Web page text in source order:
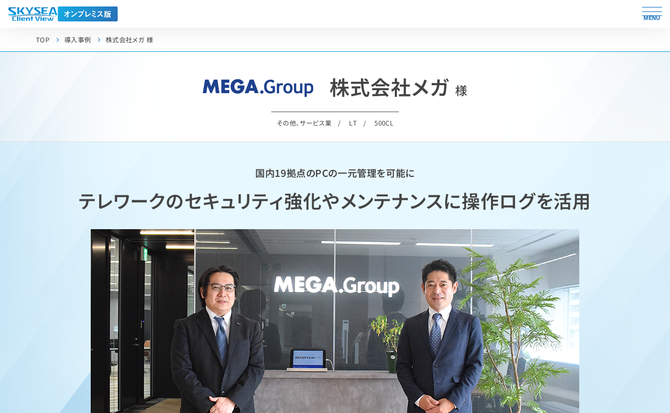
MENU
TOP 導入事例 株式会社メガ 様
株式会社メガ 様
その他、サービス業 LT 500CL
国内19拠点のPCの一元管理を可能に
テレワークのセキュリティ強化やメンテナンスに操作ログを活用